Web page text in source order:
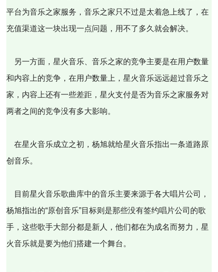
平台为音乐之家服务，音乐之家只不过是太着急上线了，在
充值渠道这一块出现一点问题，用不了多久就会解决。
另一方面，星火音乐、音乐之家的竞争主要是在用户数量
和内容上的竞争，在用户数量上，星火音乐远远超过音乐之
家，内容上还有一些差距，星火支付是否为音乐之家服务对
两者之间的竞争没有多大影响。
在星火音乐成立之初，杨旭就给星火音乐指出一条道路原
创音乐。
目前星火音乐歌曲库中的音乐主要来源于各大唱片公司，
杨旭指出的“原创音乐”目标则是那些没有签约唱片公司的歌
手，这些歌手大部分都是新人，他们都在为成名而努力，星
火音乐就是要为他们搭建一个舞台。